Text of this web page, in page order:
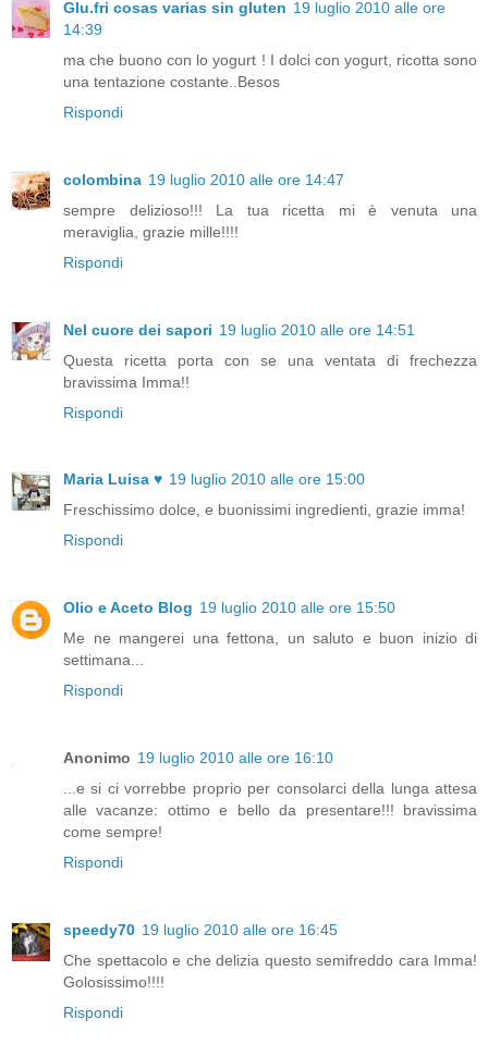
Glu.fri cosas varias sin gluten 19 luglio 2010 alle ore
14:39
ma che buono con lo yogurt ! I dolci con yogurt, ricotta sono
una tentazione costante..Besos
Rispondi
colombina 19 luglio 2010 alle ore 14:47
sempre delizioso!!! La tua ricetta mi è venuta una
meraviglia, grazie mille!!!!
Rispondi
Nel cuore dei sapori 19 luglio 2010 alle ore 14:51
Questa ricetta porta con se una ventata di frechezza
bravissima Imma!!
Rispondi
Maria Luisa ♥ 19 luglio 2010 alle ore 15:00
Freschissimo dolce, e buonissimi ingredienti, grazie imma!
Rispondi
Olio e Aceto Blog 19 luglio 2010 alle ore 15:50
Me ne mangerei una fettona, un saluto e buon inizio di
settimana...
Rispondi
Anonimo 19 luglio 2010 alle ore 16:10
...e si ci vorrebbe proprio per consolarci della lunga attesa
alle vacanze: ottimo e bello da presentare!!! bravissima
come sempre!
Rispondi
speedy70 19 luglio 2010 alle ore 16:45
Che spettacolo e che delizia questo semifreddo cara Imma!
Golosissimo!!!!
Rispondi